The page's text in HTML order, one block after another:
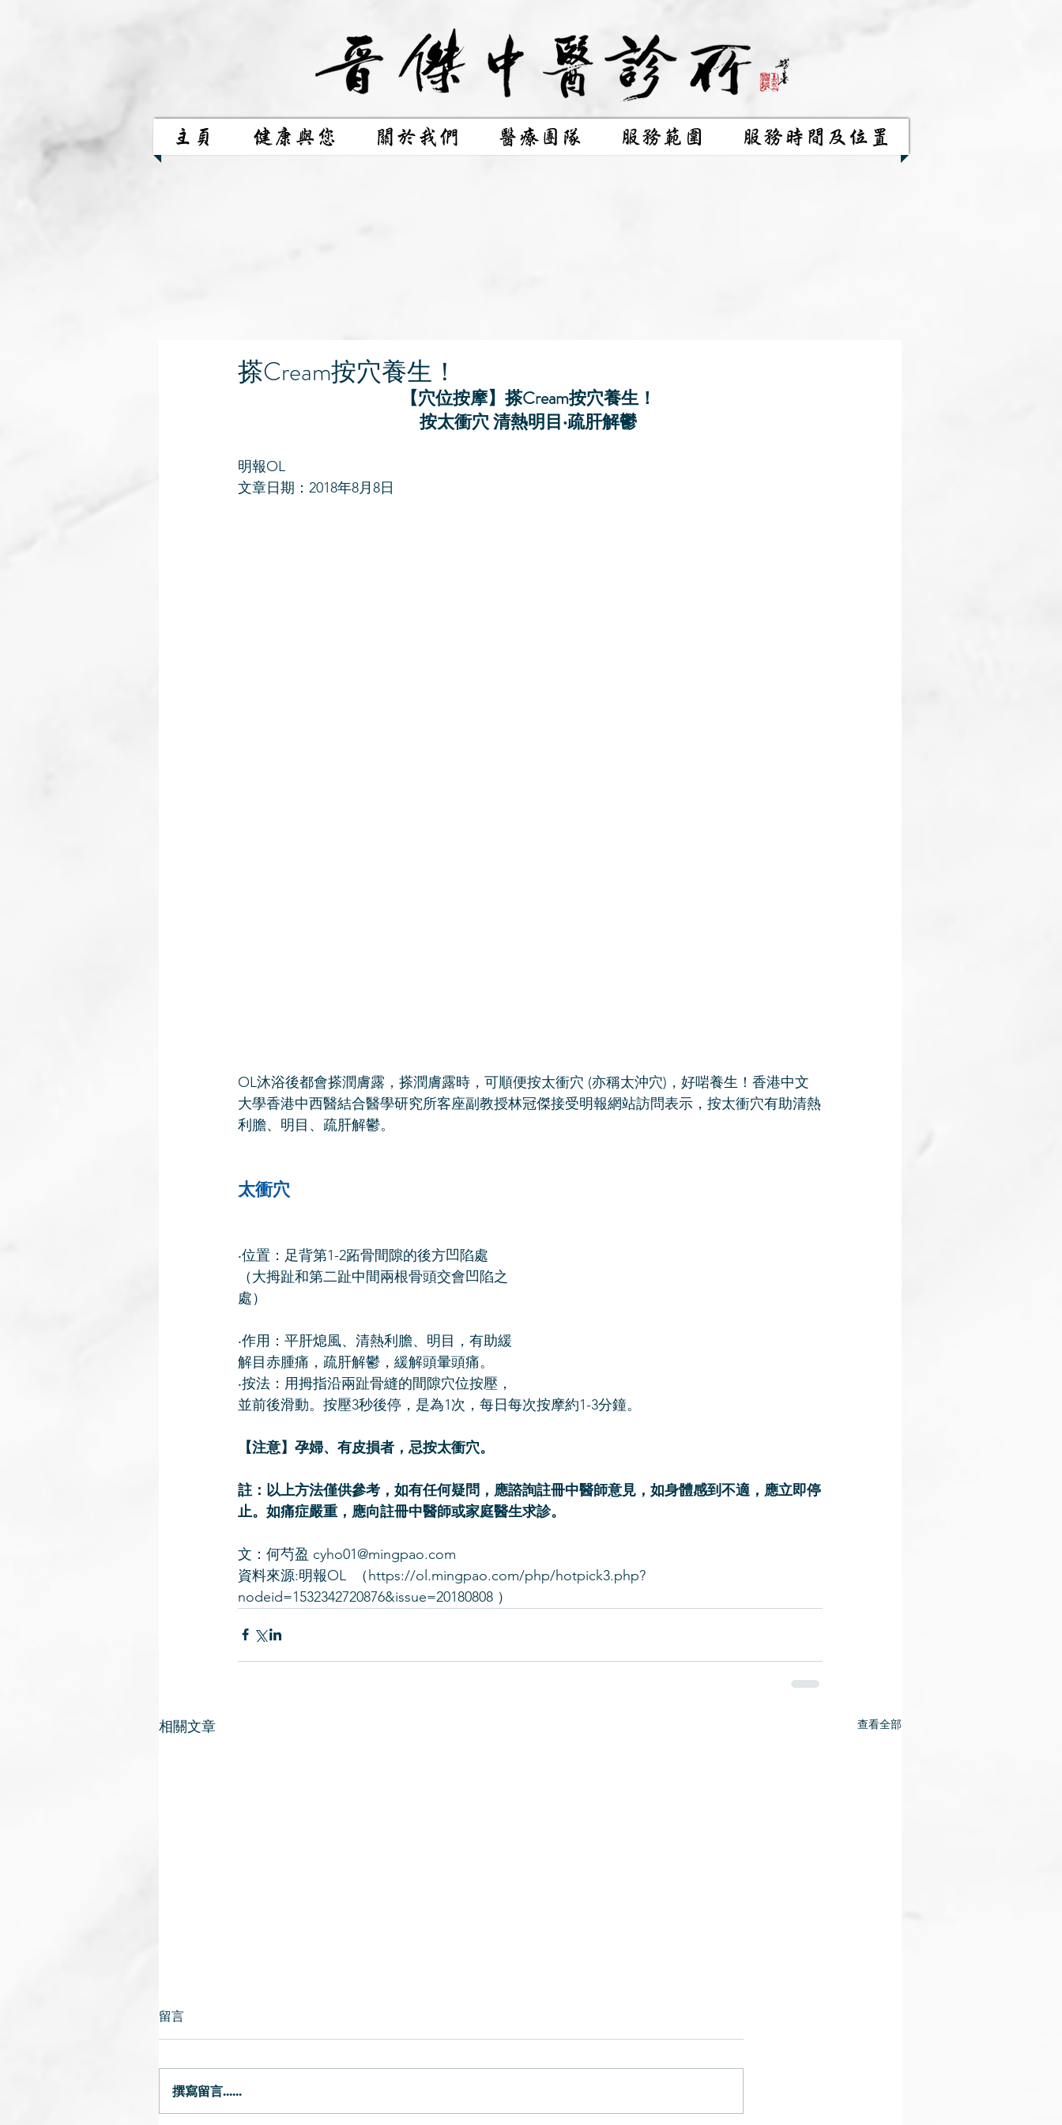
主頁 健康與您 關於我們 醫療團隊 服務範圍 服務時間及位置
搽Cream按穴養生！
【穴位按摩】搽Cream按穴養生！
按太衝穴 清熱明目‧疏肝解鬱
明報OL
文章日期：2018年8月8日
OL沐浴後都會搽潤膚露，搽潤膚露時，可順便按太衝穴 (亦稱太沖穴)，好啱養生！香港中文
大學香港中西醫結合醫學研究所客座副教授林冠傑接受明報網站訪問表示，按太衝穴有助清熱
利膽、明目、疏肝解鬱。
太衝穴
‧位置：足背第1-2跖骨間隙的後方凹陷處
（大拇趾和第二趾中間兩根骨頭交會凹陷之
處）
‧作用：平肝熄風、清熱利膽、明目，有助緩
解目赤腫痛，疏肝解鬱，緩解頭暈頭痛。
‧按法：用拇指沿兩趾骨縫的間隙穴位按壓，
並前後滑動。按壓3秒後停，是為1次，每日每次按摩約1-3分鐘。
【注意】孕婦、有皮損者，忌按太衝穴。
註：以上方法僅供參考，如有任何疑問，應諮詢註冊中醫師意見，如身體感到不適，應立即停
止。如痛症嚴重，應向註冊中醫師或家庭醫生求診。
文：何芍盈 cyho01@mingpao.com
資料來源:明報OL  （https://ol.mingpao.com/php/hotpick3.php?
nodeid=1532342720876&issue=20180808 ）
相關文章 查看全部
秋天合時補品
留言
撰寫留言......